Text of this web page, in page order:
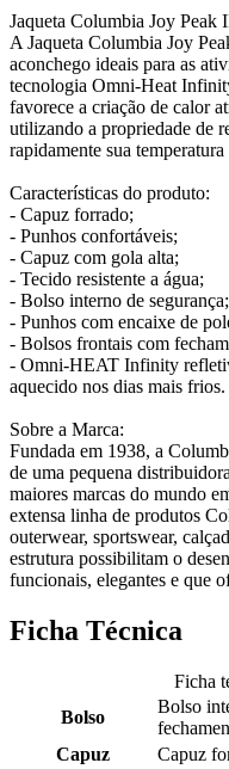
Jaqueta Columbia Joy Peak
A Jaqueta Columbia Joy
aconchego ideais para as
tecnologia Omni-Heat
favorece a criação de calor
utilizando a propriedade de
rapidamente sua
Características do produto:
- Capuz forrado;
- Punhos confortáveis;
- Capuz com gola alta;
- Tecido resistente a água;
- Bolso interno de segurança;
- Punhos com encaixe de
- Bolsos frontais com
- Omni-HEAT Infinity
aquecido nos dias mais frios.
Sobre a Marca:
Fundada em 1938, a
de uma pequena
maiores marcas do mundo
extensa linha de produtos
outerwear, sportswear,
estrutura possibilitam o
funcionais, elegantes e que
Ficha Técnica
Ficha
Bolso
Bolso
Capuz
Capuz